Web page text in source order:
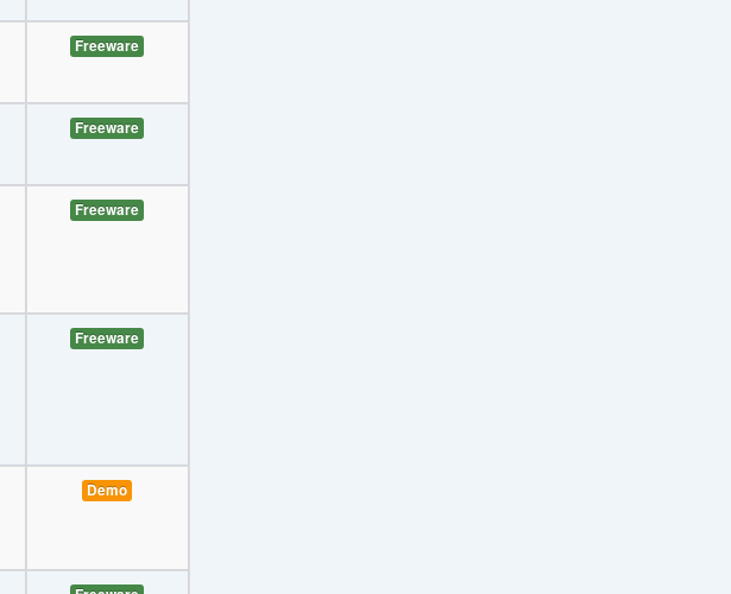
Freeware
Freeware
Freeware
Freeware
Demo